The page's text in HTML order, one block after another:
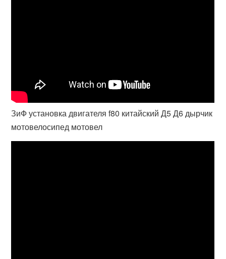
ЗиФ установка двигателя f80 китайский Д5 Д6 дырчик
мотовелосипед мотовел